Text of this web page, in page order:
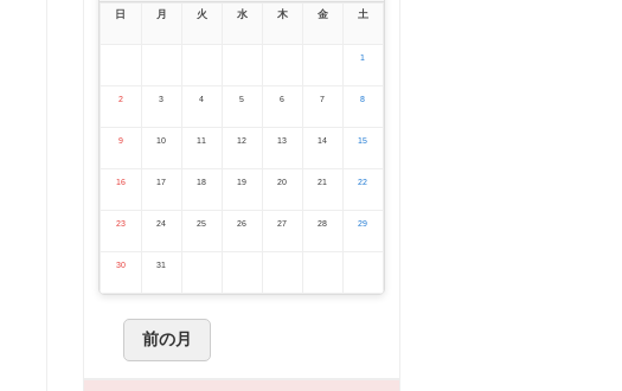
日 月 火 水 木 金 土
1
2 3 4 5 6 7 8
9 10 11 12 13 14 15
16 17 18 19 20 21 22
23 24 25 26 27 28 29
30 31
前の月